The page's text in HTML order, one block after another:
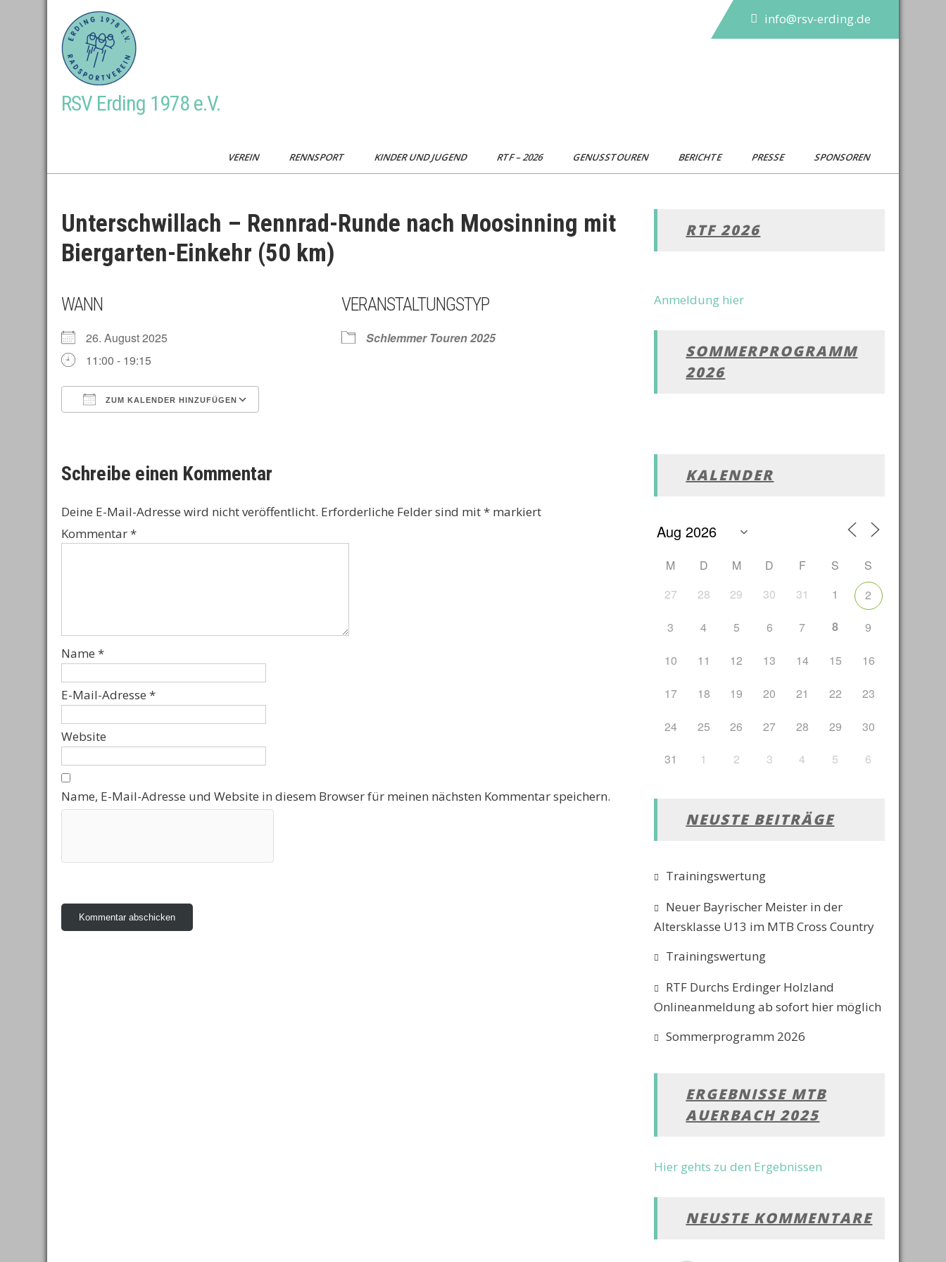
RSV Erding 1978 e.V.
info@rsv-erding.de
VEREIN RENNSPORT KINDER UND JUGEND RTF – 2026 GENUSSTOUREN BERICHTE PRESSE SPONSOREN
Unterschwillach – Rennrad-Runde nach Moosinning mit
Biergarten-Einkehr (50 km)
WANN
26. August 2025
11:00 - 19:15
ZUM KALENDER HINZUFÜGEN
VERANSTALTUNGSTYP
Schlemmer Touren 2025
Schreibe einen Kommentar
Deine E-Mail-Adresse wird nicht veröffentlicht. Erforderliche Felder sind mit* markiert
Kommentar*
Name *
E-Mail-Adresse *
Website
Name, E-Mail-Adresse und Website in diesem Browser für meinen nächsten Kommentar speichern.
RTF 2026
Anmeldung hier
SOMMERPROGRAMM
2026
KALENDER
M D M D F S
S
27
28 29 30 31 1
2
3
4 5 6 7 8 9
10 11 12 13 14 15 16
17 18 19 20 21 22 23
24 25 26 27 28 29 30
31 1 2 3 4 5 6
NEUSTE BEITRÄGE
Trainingswertung
Neuer Bayrischer Meister in der
Altersklasse U13 im MTB Cross Country
Trainingswertung
RTF Durchs Erdinger Holzland
Onlineanmeldung ab sofort hier möglich
Sommerprogramm 2026
ERGEBNISSE MTB
AUERBACH 2025
Hier gehts zu den Ergebnissen
NEUSTE KOMMENTARE